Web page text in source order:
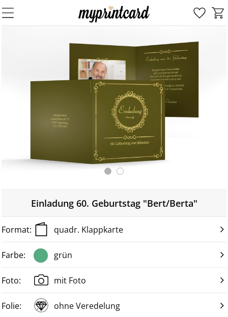
Einladung 60. Geburtstag "Bert/Berta"
quadr. Klappkarte
grün
mit Foto
ohne Veredelung